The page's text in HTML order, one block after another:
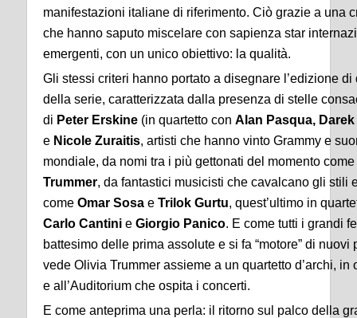
manifestazioni italiane di riferimento. Ciò grazie a una
che hanno saputo miscelare con sapienza star
emergenti, con un unico obiettivo: la qualità.
Gli stessi criteri hanno portato a disegnare l’edizione di
della serie, caratterizzata dalla presenza di stelle
di Peter Erskine (in quartetto con Alan Pasqua, Darek
e Nicole Zuraitis, artisti che hanno vinto Grammy e
mondiale, da nomi tra i più gettonati del momento come
Trummer, da fantastici musicisti che cavalcano gli stili
come Omar Sosa e Trilok Gurtu, quest’ultimo in
Carlo Cantini e Giorgio Panico. E come tutti i grandi
battesimo delle prima assolute e si fa “motore” di
vede Olivia Trummer assieme a un quartetto d’archi,
e all’Auditorium che ospita i concerti.
E come anteprima una perla: il ritorno sul palco della